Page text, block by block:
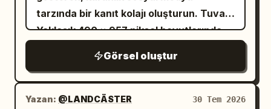
aşırı cilt pürüzsüzleştirme, plastik cilt,
rastgele yüz ışık lekeleri, kusursuz ticari
reklam, modern HD sinema görünümü,
vücut arasında kırpılma, deforme olmuş
direksiyonlar, yanlış pedal yerleşimi,
gravürle çizilmiş antik bir Çin avlusu.
Solda, kalın yatay bir ahşap kirişe metal
halkalar ve zincirlerle asılı büyük bir
bronz tapınak çanı. Çan süslü, koyu, ağır
ve dokulu; kabartmalı çivileri, oyma
panelleri ve dalgalı bir alt kenarı var.
tarzında bir kanıt kolajı oluşturun. Tuval:
Yaklaşık 490 × 957 piksel boyutlarında,
kenar boşluklarına sahip kömür karası
arka plan ve sosyal medya akışı
görünümü. Düzen: En üste, ince koyu
Görsel oluştur
Yazan: @LANDCÄSTER 30 Tem 2026